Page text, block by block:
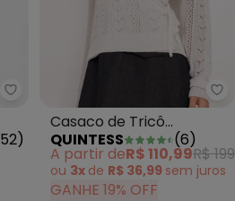
Infinita Cor - Cardigan
52)
Casaco de Tricô
Transpassado Off White
com Amarração Lateral
QUINTESS (6)
A partir deR$ 110,99R$
ou 3x de R$ 36,99 sem juros
GANHE 19% OFF